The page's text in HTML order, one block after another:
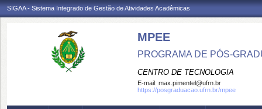
SIGAA - Sistema Integrado de Gestão de Atividades Acadêmicas
MPEE
PROGRAMA DE PÓS-
CENTRO DE TECNOLOGIA
E-mail: max.pimentel@ufrn.br
https://posgraduacao.ufrn.br/mpee